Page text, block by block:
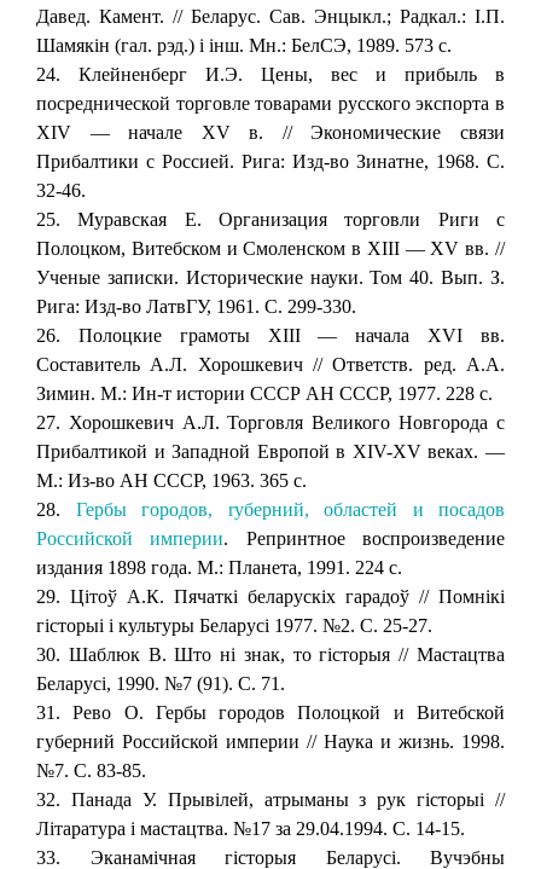
Давед. Камент. // Беларус. Сав. Энцыкл.; Радкал.: I.П.
Шамякiн (гал. рэд.) i iнш. Мн.: БелСЭ, 1989. 573 с.
24. Клейненберг И.Э. Цены, вес и прибыль в
посреднической торговле товарами русского экспорта в
XIV — начале XV в. // Экономические связи
Прибалтики с Россией. Рига: Изд-во Зинатне, 1968. С.
32-46.
25. Муравская Е. Организация торговли Риги с
Полоцком, Витебском и Смоленском в XIII — XV вв. //
Ученые записки. Исторические науки. Том 40. Вып. З.
Рига: Изд-во ЛатвГУ, 1961. С. 299-330.
26. Полоцкие грамоты XIII — начала XVI вв.
Составитель А.Л. Хорошкевич // Ответств. ред. А.А.
Зимин. М.: Ин-т истории СССР АН СССР, 1977. 228 с.
27. Хорошкевич А.Л. Торговля Великого Новгорода с
Прибалтикой и Западной Европой в XIV-XV веках. —
М.: Из-во АН СССР, 1963. 365 с.
28. Гербы городов, rуберний, областей и посадов
Российской империи. Репринтное воспроизведение
издания 1898 года. М.: Планета, 1991. 224 с.
29. Цiтоў А.К. Пячаткi беларускiх гарадоў // Помнiкi
гiсторыi i культуры Беларусi 1977. №2. С. 25-27.
30. Шаблюк В. Што нi знак, то гiсторыя // Мастацтва
Беларусi, 1990. №7 (91). С. 71.
31. Рево О. Гербы городов Полоцкой и Витебской
губерний Российской империи // Наука и жизнь. 1998.
№7. С. 83-85.
32. Панада У. Прывiлей, атрыманы з рук гiсторыi //
Лiтаратура i мастацтва. №17 за 29.04.1994. С. 14-15.
33. Эканамiчная гiсторыя Беларусi. Вучэбны